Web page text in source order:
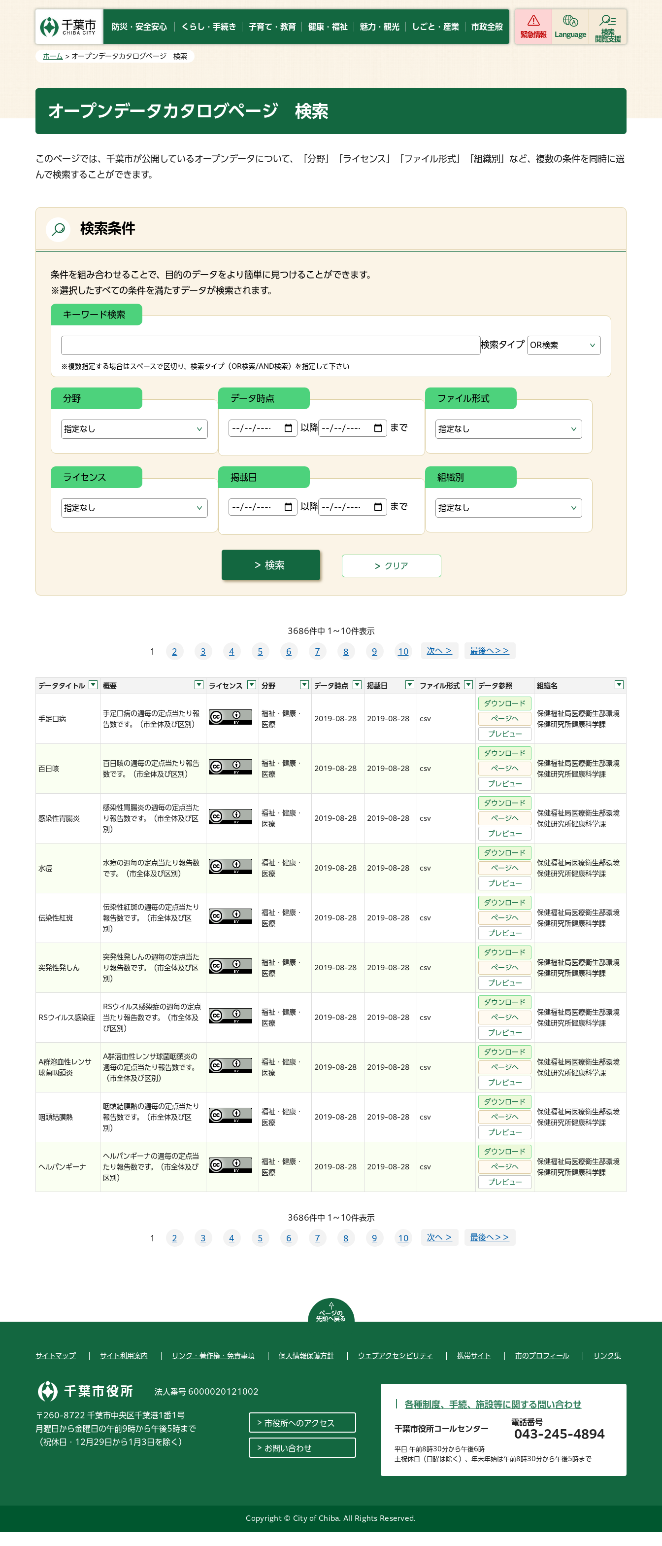
防災・安全安心 くらし・手続き 子育て・教育 健康・福祉 魅力・観光 しごと・産業 市政全般
緊急情報 Language
検索
閲覧支援
ホーム > オープンデータカタログページ 検索
オープンデータカタログページ 検索
このページでは、千葉市が公開しているオープンデータについて、「分野」「ライセンス」「ファイル形式」「組織別」など、複数の条件を同時に選
んで検索することができます。
検索条件
条件を組み合わせることで、目的のデータをより簡単に見つけることができます。
※選択したすべての条件を満たすデータが検索されます。
キーワード検索
検索タイプ
※複数指定する場合はスペースで区切り、検索タイプ（OR検索/AND検索）を指定して下さい
分野 データ時点
以降 まで
ファイル形式
ライセンス 掲載日
以降 まで
組織別
3686件中 1～10件表示
1 2 3 4 5 6 7 8 9 10 次へ ＞ 最後へ＞＞
データタイトル 概要 ライセンス 分野 データ時点 掲載日 ファイル形式 データ参照 組織名
手足口病
手足口病の週毎の定点当たり報
告数です。（市全体及び区別）
福祉・健康・
医療
2019-08-28 2019-08-28 csv
ダウンロード
ページへ
プレビュー
保健福祉局医療衛生部環境
保健研究所健康科学課
百日咳
百日咳の週毎の定点当たり報告
数です。（市全体及び区別）
福祉・健康・
医療
2019-08-28 2019-08-28 csv
ダウンロード
ページへ
プレビュー
保健福祉局医療衛生部環境
保健研究所健康科学課
感染性胃腸炎
感染性胃腸炎の週毎の定点当た
り報告数です。（市全体及び区
別）
福祉・健康・
医療
2019-08-28 2019-08-28 csv
ダウンロード
ページへ
プレビュー
保健福祉局医療衛生部環境
保健研究所健康科学課
水痘
水痘の週毎の定点当たり報告数
です。（市全体及び区別）
福祉・健康・
医療
2019-08-28 2019-08-28 csv
ダウンロード
ページへ
プレビュー
保健福祉局医療衛生部環境
保健研究所健康科学課
伝染性紅斑
伝染性紅斑の週毎の定点当たり
報告数です。（市全体及び区
別）
福祉・健康・
医療
2019-08-28 2019-08-28 csv
ダウンロード
ページへ
プレビュー
保健福祉局医療衛生部環境
保健研究所健康科学課
突発性発しん
突発性発しんの週毎の定点当た
り報告数です。（市全体及び区
別）
福祉・健康・
医療
2019-08-28 2019-08-28 csv
ダウンロード
ページへ
プレビュー
保健福祉局医療衛生部環境
保健研究所健康科学課
RSウイルス感染症
RSウイルス感染症の週毎の定点
当たり報告数です。（市全体及
び区別）
福祉・健康・
医療
2019-08-28 2019-08-28 csv
ダウンロード
ページへ
プレビュー
保健福祉局医療衛生部環境
保健研究所健康科学課
A群溶血性レンサ
球菌咽頭炎
A群溶血性レンサ球菌咽頭炎の
週毎の定点当たり報告数です。
（市全体及び区別）
福祉・健康・
医療
2019-08-28 2019-08-28 csv
ダウンロード
ページへ
プレビュー
保健福祉局医療衛生部環境
保健研究所健康科学課
咽頭結膜熱
咽頭結膜熱の週毎の定点当たり
報告数です。（市全体及び区
別）
福祉・健康・
医療
2019-08-28 2019-08-28 csv
ダウンロード
ページへ
プレビュー
保健福祉局医療衛生部環境
保健研究所健康科学課
ヘルパンギーナ
ヘルパンギーナの週毎の定点当
たり報告数です。（市全体及び
区別）
福祉・健康・
医療
2019-08-28 2019-08-28 csv
ダウンロード
ページへ
プレビュー
保健福祉局医療衛生部環境
保健研究所健康科学課
3686件中 1～10件表示
1 2 3 4 5 6 7 8 9 10 次へ ＞ 最後へ＞＞
ページの
先頭へ戻る
サイトマップ サイト利用案内 リンク・著作権・免責事項 個人情報保護方針 ウェブアクセシビリティ 携帯サイト 市のプロフィール リンク集
千葉市役所 法人番号 6000020121002
〒260-8722 千葉市中央区千葉港1番1号
月曜日から金曜日の午前9時から午後5時まで
（祝休日・12月29日から1月3日を除く）
市役所へのアクセス
お問い合わせ
各種制度、手続、施設等に関する問い合わせ
千葉市役所コールセンター
電話番号
043-245-4894
平日 午前8時30分から午後6時
土祝休日（日曜は除く）、年末年始は午前8時30分から午後5時まで
Copyright © City of Chiba. All Rights Reserved.